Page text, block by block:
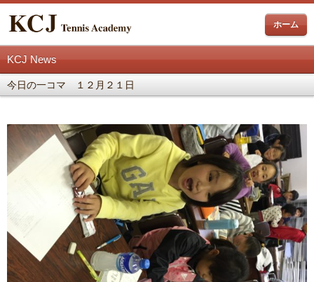
ホーム
KCJ News
今日の一コマ １２月２１日